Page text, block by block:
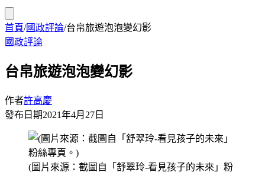
首頁/國政評論/台帛旅遊泡泡變幻影
國政評論
台帛旅遊泡泡變幻影
作者許高慶
發布日期2021年4月27日
(圖片來源：截圖自「舒翠玲-看見孩子的未來」粉